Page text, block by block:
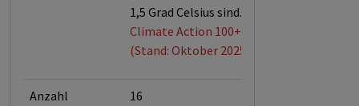
1,5 Grad Celsius sind.
Climate Action 100+
(Stand: Oktober 2025)
Anzahl
16